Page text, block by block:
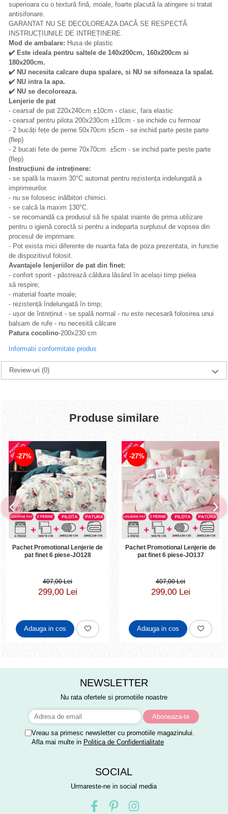
superioara cu o textură fină, moale, foarte placută la atingere si tratat
antisifonare.
GARANTAT NU SE DECOLOREAZA DACĂ SE RESPECTĂ
INSTRUCȚIUNILE DE INTREȚINERE.
Mod de ambalare: Husa de plastic
✔ ️ Este ideala pentru saltele de 140x200cm, 160x200cm si
180x200cm.
✔ ️ NU necesita calcare dupa spalare, si NU se sifoneaza la spalat.
✔ ️ NU intra la apa.
✔ ️ NU se decoloreaza.
Lenjerie de pat
- cearsaf de pat 220x240cm ±10cm - clasic, fara elastic
- cearsaf pentru pilota 200x230cm ±10cm - se inchide cu fermoar
- 2 bucăți fețe de perne 50x70cm ±5cm - se inchid parte peste parte
(flep)
- 2 bucati fete de perne 70x70cm ±5cm - se inchid parte peste parte
(flep)
Instrucțiuni de intreținere:
- se spală la maxim 30°C automat pentru rezistența indelungată a
imprimeurilor.
- nu se folosesc inălbitori chimici.
- se calcă la maxim 130°C.
- se recomandă ca produsul să fie spalat inainte de prima utilizare
pentru o igienă corectă si pentru a indeparta surplusul de vopsea din
procesul de imprimare.
- Pot exista mici diferente de nuanta fata de poza prezentata, in functie
de dispozitivul folosit.
Avantajele lenjeriilor de pat din finet:
- confort sporit - păstrează căldura lăsând în același timp pielea
să respire;
- material foarte moale;
- rezistență îndelungată în timp;
- ușor de întreținut - se spală normal - nu este necesară folosirea unui
balsam de rufe - nu necesită călcare
Patura cocolino-200x230 cm
Informatii conformitate produs
Review-uri(0)
Produse similare
-27%
Pachet Promotional Lenjerie de
pat finet 6 piese-JO128
407,00 Lei
299,00 Lei
Adauga in cos
-27%
Pachet Promotional Lenjerie de
pat finet 6 piese-JO137
407,00 Lei
299,00 Lei
Adauga in cos
NEWSLETTER
Nu rata ofertele si promotiile noastre
Vreau sa primesc newsletter cu promotiile magazinului.
Afla mai multe in Politica de Confidentialitate
SOCIAL
Urmareste-ne in social media